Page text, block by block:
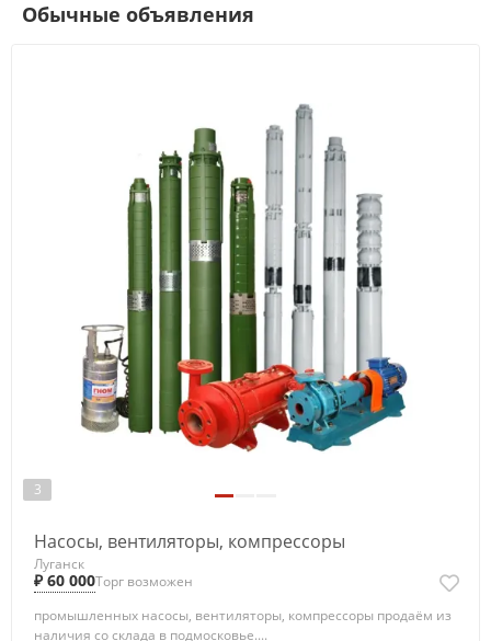
Обычные объявления
3
Насосы, вентиляторы, компрессоры
Луганск
₽ 60 000Торг возможен
промышленных насосы, вентиляторы, компрессоры продаём из
наличия со склада в подмосковье....